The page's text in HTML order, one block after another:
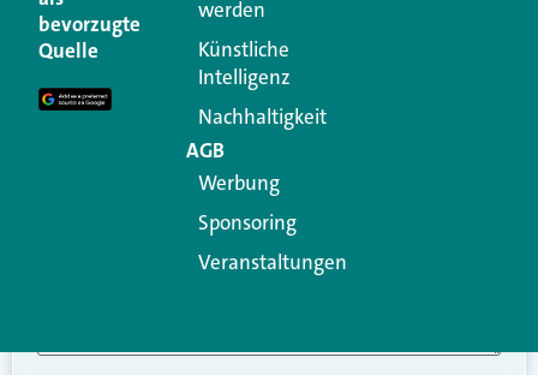
Ihre E-Mail-Adresse wird nicht veröffentlicht.
Erforderliche Felder sind mit
Kommentar
bevorzugte
Quelle
werden
Künstliche
Intelligenz
Nachhaltigkeit
AGB
Werbung
Sponsoring
Veranstaltungen